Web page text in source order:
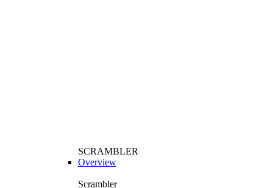
SCRAMBLER
Overview
Scrambler